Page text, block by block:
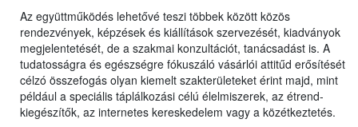
Az együttműködés lehetővé teszi többek között közös
rendezvények, képzések és kiállítások szervezését, kiadványok
megjelentetését, de a szakmai konzultációt, tanácsadást is. A
tudatosságra és egészségre fókuszáló vásárlói attitűd erősítését
célzó összefogás olyan kiemelt szakterületeket érint majd, mint
például a speciális táplálkozási célú élelmiszerek, az étrend-
kiegészítők, az internetes kereskedelem vagy a közétkeztetés.